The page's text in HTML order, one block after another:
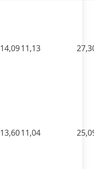
14,0911,13
13,6011,04